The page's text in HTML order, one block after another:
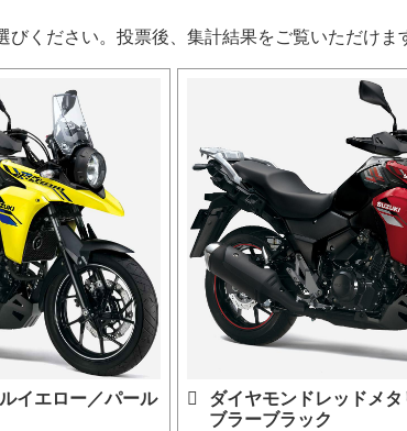
びください。投票後、集計結果をご覧いただけま
イエロー／パール
ダイヤモンドレッドメ
ブラーブラック